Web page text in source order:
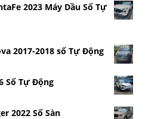
2023 Máy Dầu Số Tự
2017-2018 số Tự Động
Số Tự Động
2022 Số Sàn